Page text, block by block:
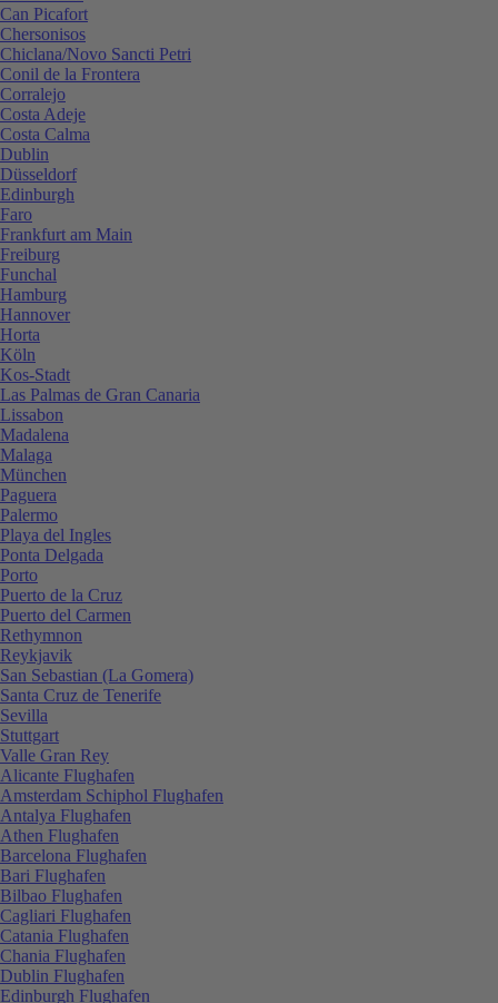
Can Picafort
Chersonisos
Chiclana/Novo Sancti Petri
Conil de la Frontera
Corralejo
Costa Adeje
Costa Calma
Dublin
Düsseldorf
Edinburgh
Faro
Frankfurt am Main
Freiburg
Funchal
Hamburg
Hannover
Horta
Köln
Kos-Stadt
Las Palmas de Gran Canaria
Lissabon
Madalena
Malaga
München
Paguera
Palermo
Playa del Ingles
Ponta Delgada
Porto
Puerto de la Cruz
Puerto del Carmen
Rethymnon
Reykjavik
San Sebastian (La Gomera)
Santa Cruz de Tenerife
Sevilla
Stuttgart
Valle Gran Rey
Alicante Flughafen
Amsterdam Schiphol Flughafen
Antalya Flughafen
Athen Flughafen
Barcelona Flughafen
Bari Flughafen
Bilbao Flughafen
Cagliari Flughafen
Catania Flughafen
Chania Flughafen
Dublin Flughafen
Edinburgh Flughafen